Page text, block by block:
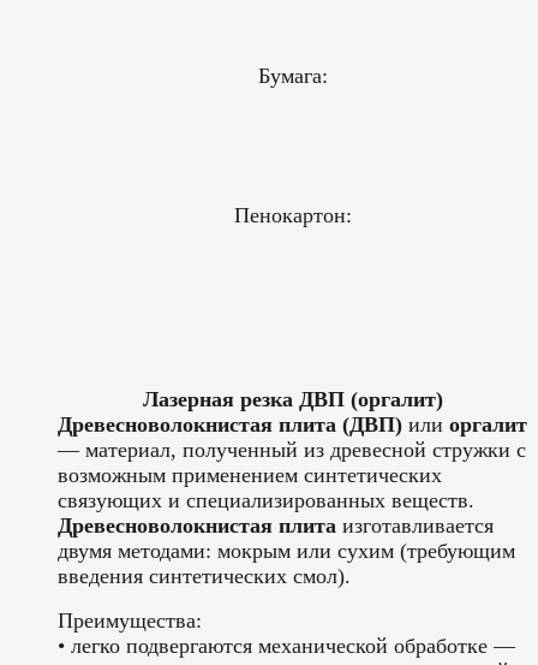
Бумага:
Пенокартон:
Лазерная резка ДВП (оргалит)
Древесноволокнистая плита (ДВП) или оргалит
— материал, полученный из древесной стружки с
возможным применением синтетических
связующих и специализированных веществ.
Древесноволокнистая плита изготавливается
двумя методами: мокрым или сухим (требующим
введения синтетических смол).
Преимущества:
• легко подвергаются механической обработке —